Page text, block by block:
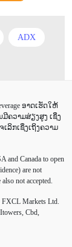
ADX
CPI
DailyFX
ເຊີງລຸກ
AUD
ອາດເຮັດໃຫ້
ຄວາມສ່ຽງສູງ ເຊິ່ງ
ລິກເຊິ່ງເຖິງຄວາມ
and Canada to open
are not
not accepted.
FXCL Markets Ltd.
Cbd,